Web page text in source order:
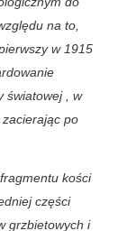
na to,
w 1915
światowej , w
po
kości
części
grzbietowych i